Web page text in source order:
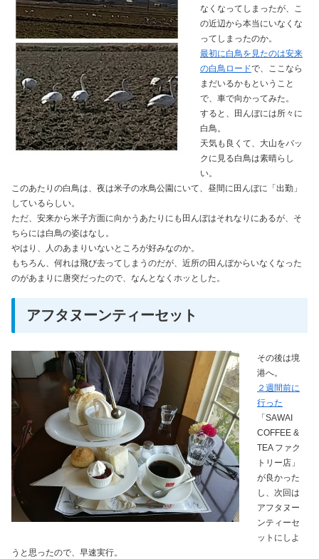
なくなってしまったが、こ
の近辺から本当にいなくな
ってしまったのか。
最初に白鳥を見たのは安来
の白鳥ロードで、ここなら
まだいるかもということ
で、車で向かってみた。
すると、田んぼには所々に
白鳥。
天気も良くて、大山をバッ
クに見る白鳥は素晴らし
い。
このあたりの白鳥は、夜は米子の水鳥公園にいて、昼間に田んぼに「出勤」
しているらしい。
ただ、安来から米子方面に向かうあたりにも田んぼはそれなりにあるが、そ
ちらには白鳥の姿はなし。
やはり、人のあまりいないところが好みなのか。
もちろん、何れは飛び去ってしまうのだが、近所の田んぼからいなくなった
のがあまりに唐突だったので、なんとなくホッとした。
アフタヌーンティーセット
その後は境
港へ。
２週間前に
行った
「SAWAI
COFFEE &
TEA ファク
トリー店」
が良かった
し、次回は
アフタヌー
ンティーセ
ットにしよ
うと思ったので、早速実行。